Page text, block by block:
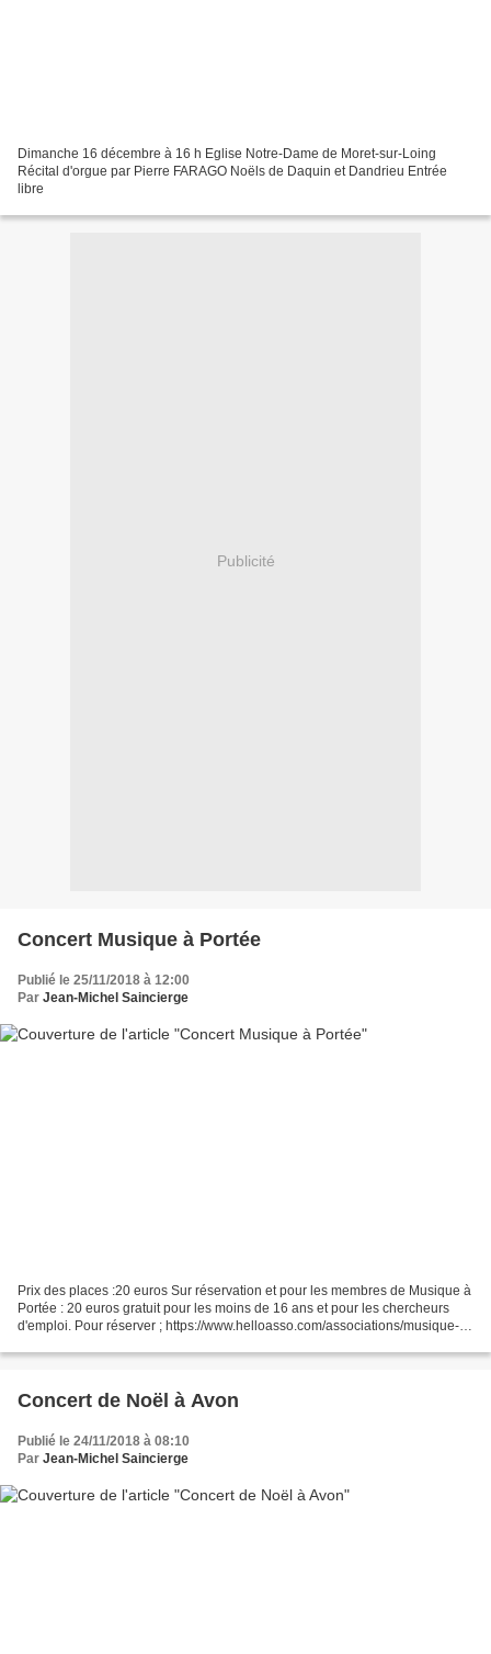
Dimanche 16 décembre à 16 h Eglise Notre-Dame de Moret-sur-Loing
Récital d'orgue par Pierre FARAGO Noëls de Daquin et Dandrieu Entrée
libre
Publicité
Concert Musique à Portée
Publié le 25/11/2018 à 12:00
Par Jean-Michel Saincierge
Prix des places :20 euros Sur réservation et pour les membres de Musique à
Portée : 20 euros gratuit pour les moins de 16 ans et pour les chercheurs
d'emploi. Pour réserver ; https://www.helloasso.com/associations/musique-a-
Concert de Noël à Avon
Publié le 24/11/2018 à 08:10
Par Jean-Michel Saincierge